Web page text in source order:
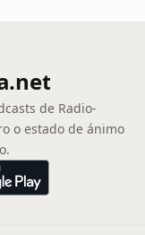
de Radio-
o estado de ánimo